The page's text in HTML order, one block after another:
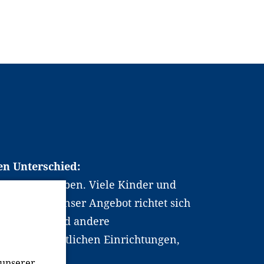
Unterschied:
Berufsleben. Viele Kinder und
dabei. Unser Angebot richtet sich
und andere
Einrichtungen,